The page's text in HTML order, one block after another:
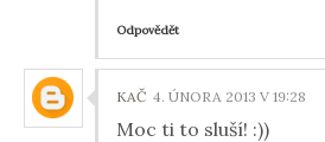
Odpovědět
KAČ 4. ÚNORA 2013 V 19:28
Moc ti to sluší! :))